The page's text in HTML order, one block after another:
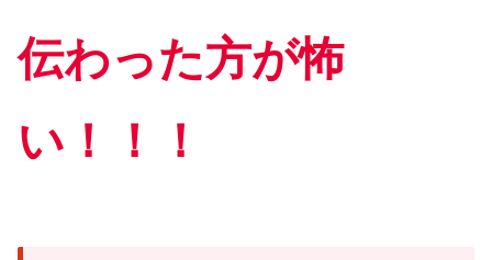
伝わった方が怖
い！！！